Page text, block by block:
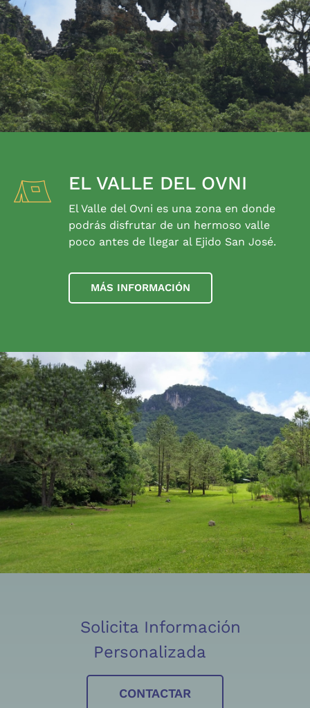
EL VALLE DEL OVNI
El Valle del Ovni es una zona en donde
podrás disfrutar de un hermoso valle
poco antes de llegar al Ejido San José.
MÁS INFORMACIÓN
Solicita Información
Personalizada
CONTACTAR